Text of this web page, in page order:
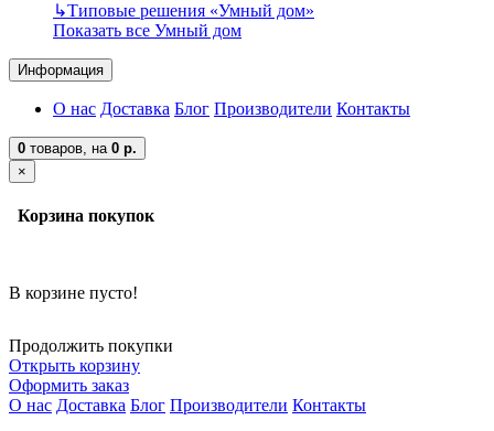
↳Типовые решения «Умный дом»
Показать все Умный дом
Информация
О нас Доставка Блог Производители Контакты
0 товаров, на 0 р.
×
Корзина покупок
В корзине пусто!
Продолжить покупки
Открыть корзину
Оформить заказ
О нас Доставка Блог Производители Контакты